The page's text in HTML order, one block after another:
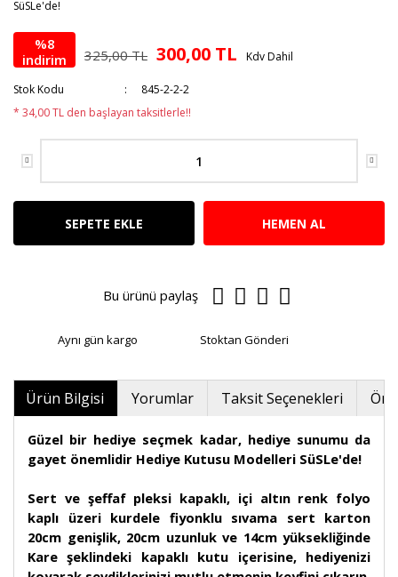
SüSLe'de!
%8
indirim
325,00 TL 300,00 TL Kdv Dahil
Stok Kodu
845-2-2-2
* 34,00 TL den başlayan taksitlerle!!
SEPETE EKLE HEMEN AL
Bu ürünü paylaş
Aynı gün kargo Stoktan Gönderi
Ürün Bilgisi Yorumlar Taksit Seçenekleri
Güzel bir hediye seçmek kadar, hediye sunumu da
gayet önemlidir Hediye Kutusu Modelleri SüSLe'de!
Sert ve şeffaf pleksi kapaklı, içi altın renk folyo
kaplı üzeri kurdele fiyonklu sıvama sert karton
20cm genişlik, 20cm uzunluk ve 14cm yüksekliğinde
Kare şeklindeki kapaklı kutu içerisine, hediyenizi